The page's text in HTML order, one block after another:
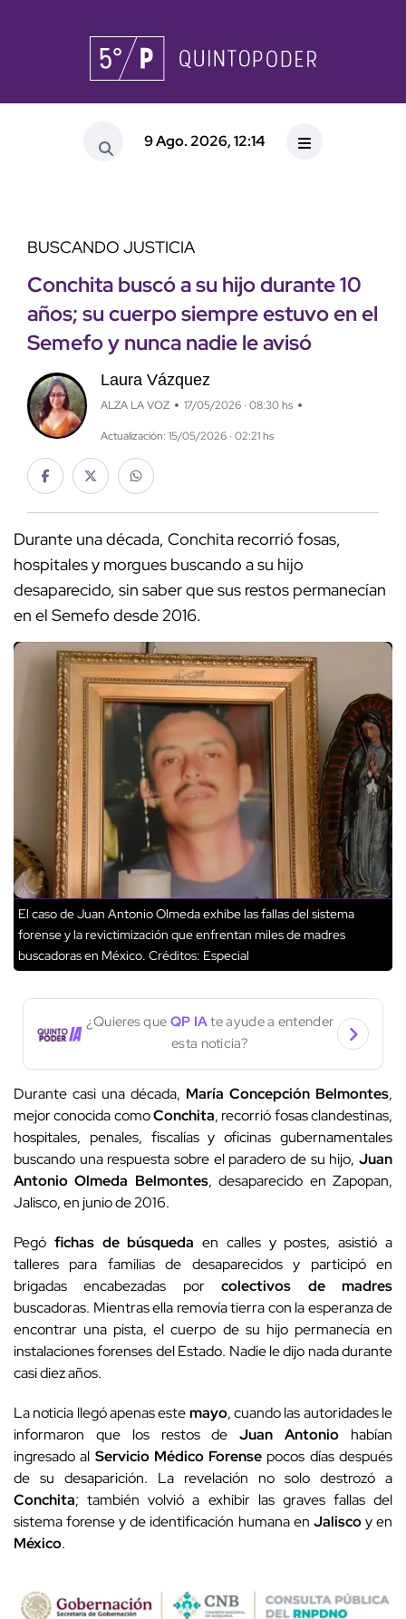
9 Ago. 2026, 12:14
BUSCANDO JUSTICIA
Conchita buscó a su hijo durante 10
años; su cuerpo siempre estuvo en el
Semefo y nunca nadie le avisó
Laura Vázquez
ALZA LA VOZ 17/05/2026 · 08:30 hs
Actualización: 15/05/2026 · 02:21 hs
Durante una década, Conchita recorrió fosas,
hospitales y morgues buscando a su hijo
desaparecido, sin saber que sus restos permanecían
en el Semefo desde 2016.
El caso de Juan Antonio Olmeda exhibe las fallas del sistema
forense y la revictimización que enfrentan miles de madres
buscadoras en México. Créditos: Especial
¿Quieres que QP IAte ayude a entender
esta noticia?
Durante casi una década, María Concepción Belmontes,
mejor conocida comoConchita, recorrió fosas clandestinas,
hospitales, penales, fiscalías y oficinas gubernamentales
buscando una respuesta sobre el paradero de su hijo, Juan
Antonio Olmeda Belmontes, desaparecido en Zapopan,
Jalisco, en junio de 2016.
Pegó fichas de búsqueda en calles y postes, asistió a
talleres para familias de desaparecidos y participó en
brigadas encabezadas porcolectivos de madres
buscadoras. Mientras ella removía tierra con la esperanza de
encontrar una pista, el cuerpo de su hijo permanecía en
instalaciones forenses del Estado. Nadie le dijo nada durante
casi diez años.
La noticia llegó apenas estemayo, cuando las autoridades le
informaron que los restos deJuan Antonio habían
ingresado al Servicio Médico Forense pocos días después
de su desaparición. La revelación no solo destrozó a
Conchita; también volvió a exhibir las graves fallas del
sistema forense y de identificación humana en Jaliscoy en
México.